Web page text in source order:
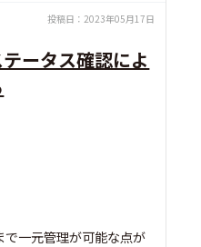
投稿日： 2023年05月17日
ータス確認によ
一元管理が可能な点が